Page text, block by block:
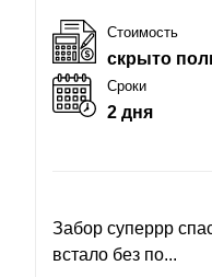
Стоимость
скрыто
Сроки
2 дня
Забор суперрр
встало без по...